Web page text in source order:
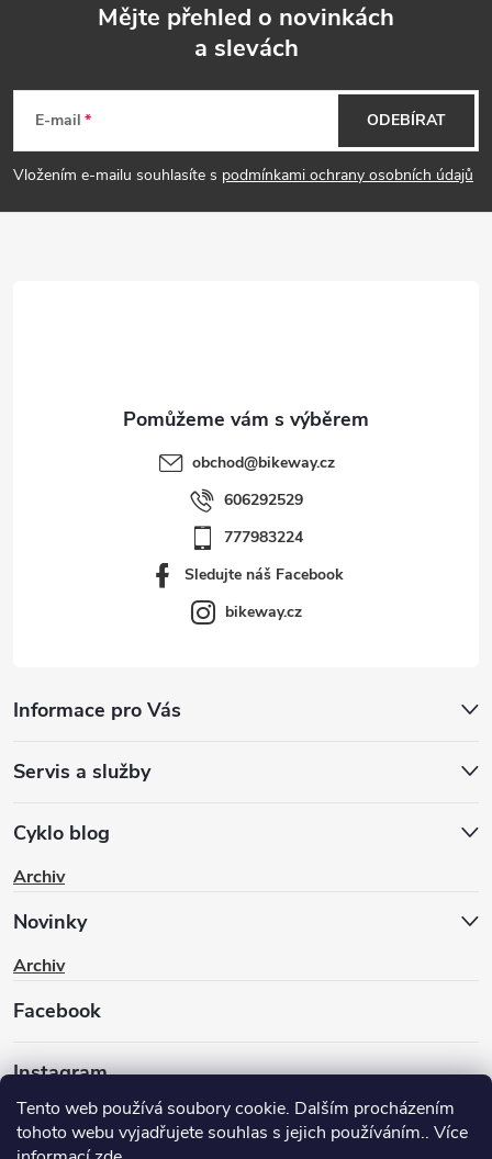
Tento web používá soubory cookie. Dalším procházením
tohoto webu vyjadřujete souhlas s jejich používáním.. Více
p
Mějte přehled o novinkách
a slevách
E-mail
Vložením e-mailu souhlasíte s podmínkami ochrany osobních údajů
ODEBÍRAT
obchod@bikeway.cz
606292529
777983224
Sledujte náš Facebook
bikeway.cz
Informace pro Vás
Servis a služby
Cyklo blog
Archiv
Novinky
Archiv
Facebook
Instagram